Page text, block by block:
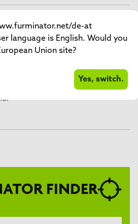
FINDER
de-at
language is English. Would you
Union site?
Yes, switch.